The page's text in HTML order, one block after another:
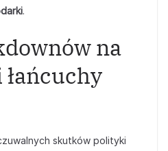
.
na
skutków polityki